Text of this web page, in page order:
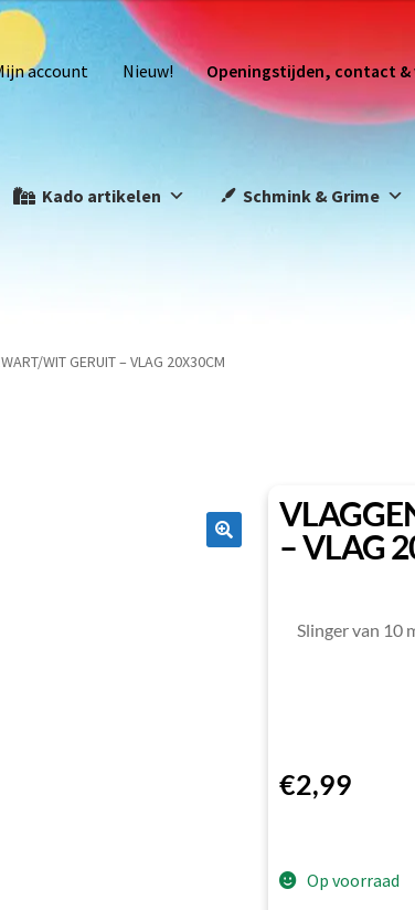
account Nieuw! Openingstijden, contact &
Kado artikelen Schmink & Grime
WIT GERUIT – VLAG 20X30CM
– VLAG
Slinger van 10
€2,99
Op voorraad